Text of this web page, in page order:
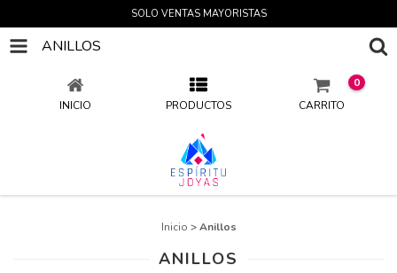
SOLO VENTAS MAYORISTAS
ANILLOS
INICIO PRODUCTOS CARRITO
0
Inicio > Anillos
ANILLOS